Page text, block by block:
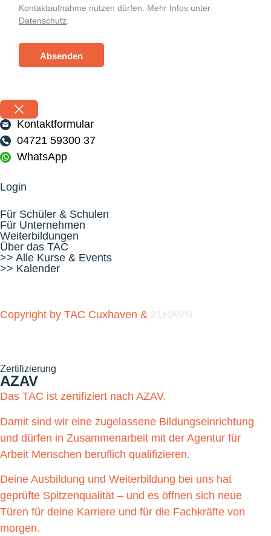
Kontaktaufnahme nutzen dürfen. Mehr Infos unter
Datenschutz.
Absenden
Kontaktformular
04721 59300 37
WhatsApp
Login
Für Schüler & Schulen
Für Unternehmen
Weiterbildungen
Über das TAC
>> Alle Kurse & Events
>> Kalender
Copyright by TAC Cuxhaven & 21HAVN
Zertifizierung
AZAV
Das TAC ist zertifiziert nach AZAV.
Damit sind wir eine zugelassene Bildungseinrichtung
und dürfen in Zusammenarbeit mit der Agentur für
Arbeit Menschen beruflich qualifizieren.
Deine Ausbildung und Weiterbildung bei uns hat
geprüfte Spitzenqualität – und es öffnen sich neue
Türen für deine Karriere und für die Fachkräfte von
morgen.